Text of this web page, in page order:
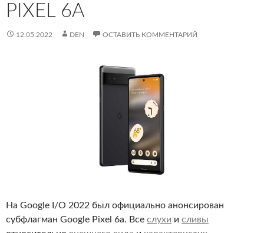
PIXEL 6A
12.05.2022 DEN ОСТАВИТЬ КОММЕНТАРИЙ
На Google I/O 2022 был официально анонсирован
субфлагман Google Pixel 6a. Все слухи и сливы